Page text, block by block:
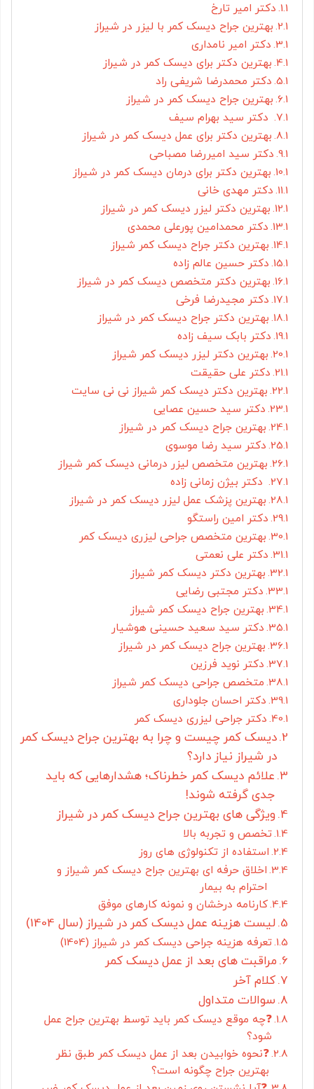
دکتر امیر تارخ
بهترین جراح دیسک کمر با لیزر در شیراز
دکتر امیر نامداری
بهترین دکتر برای دیسک کمر در شیراز
دکتر محمدرضا شریفی راد
بهترین جراح دیسک کمر در شیراز
دکتر سید بهرام سیف
بهترین دکتر برای عمل دیسک کمر در شیراز
دکتر سید امیررضا مصباحی
بهترین دکتر برای درمان دیسک کمر در شیراز
دکتر مهدی خانی
بهترین دکتر لیزر دیسک کمر در شیراز
دکتر محمدامین پورعلی محمدی
بهترین دکتر جراح دیسک کمر شیراز
دکتر حسین عالم زاده
بهترین دکتر متخصص دیسک کمر در شیراز
دکتر مجیدرضا فرخی
بهترین دکتر جراح دیسک کمر در شیراز
دکتر بابک سیف زاده
بهترین دکتر لیزر دیسک کمر شیراز
دکتر علی حقیقت
بهترین دکتر دیسک کمر شیراز نی نی سایت
دکتر سید حسین عصایی
بهترین جراح دیسک کمر در شیراز
دکتر سید رضا موسوی
بهترین متخصص لیزر درمانی دیسک کمر شیراز
دکتر بیژن زمانی زاده
بهترین پزشک عمل لیزر دیسک کمر در شیراز
دکتر امین راستگو
بهترین متخصص جراحی لیزری دیسک کمر
دکتر علی نعمتی
بهترین دکتر دیسک کمر شیراز
دکتر مجتبی رضایی
بهترین جراح دیسک کمر شیراز
دکتر سید سعید حسینی هوشیار
بهترین جراح دیسک کمر در شیراز
دکتر نوید فرزین
متخصص جراحی دیسک کمر شیراز
دکتر احسان جلوداری
دکتر جراحی لیزری دیسک کمر
دیسک کمر چیست و چرا به بهترین جراح دیسک کمر
در شیراز نیاز دارد؟
علائم دیسک کمر خطرناک؛ هشدارهایی که باید
جدی گرفته شوند!
ویژگی های بهترین جراح دیسک کمر در شیراز
تخصص و تجربه بالا
استفاده از تکنولوژی های روز
اخلاق حرفه ای بهترین جراح دیسک کمر شیراز و
احترام به بیمار
کارنامه درخشان و نمونه کارهای موفق
لیست هزینه عمل دیسک کمر در شیراز (سال 1404)
تعرفه هزینه جراحی دیسک کمر در شیراز (1404)
مراقبت های بعد از عمل دیسک کمر
کلام آخر
سوالات متداول
❓چه موقع دیسک کمر باید توسط بهترین جراح عمل
شود؟
❓نحوه خوابیدن بعد از عمل دیسک کمر طبق نظر
بهترین جراح چگونه است؟